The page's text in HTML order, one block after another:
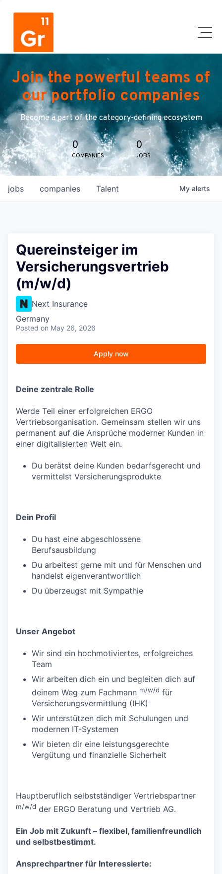
Join the powerful teams of
our portfolio companies
Become a part of the category-defining ecosystem
0
COMPANIES
0
JOBS
jobs companies Talent My alerts
Quereinsteiger im
Versicherungsvertrieb
(m/w/d)
Next Insurance
Germany
Posted on May 26, 2026
Apply now
Deine zentrale Rolle
Werde Teil einer erfolgreichen ERGO
Vertriebsorganisation. Gemeinsam stellen wir uns
permanent auf die Ansprüche moderner Kunden in
einer digitalisierten Welt ein.
Du berätst deine Kunden bedarfsgerecht und
vermittelst Versicherungsprodukte
Dein Profil
Du hast eine abgeschlossene
Berufsausbildung
Du arbeitest gerne mit und für Menschen und
handelst eigenverantwortlich
Du überzeugst mit Sympathie
Unser Angebot
Wir sind ein hochmotiviertes, erfolgreiches
Team
Wir arbeiten dich ein und begleiten dich auf
deinem Weg zum Fachmann m/w/d für
Versicherungsvermittlung (IHK)
Wir unterstützen dich mit Schulungen und
modernen IT-Systemen
Wir bieten dir eine leistungsgerechte
Vergütung und finanzielle Sicherheit
Hauptberuflich selbstständiger Vertriebspartner
m/w/d der ERGO Beratung und Vertrieb AG.
Ein Job mit Zukunft – flexibel, familienfreundlich
und selbstbestimmt.
Ansprechpartner für Interessierte: